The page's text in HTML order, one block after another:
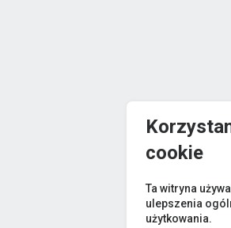
cookie
Ta witryna
ulepszenia
użytkowania.